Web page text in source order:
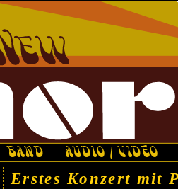
BAND AUDIO / VIDEO
Erstes Konzert mit